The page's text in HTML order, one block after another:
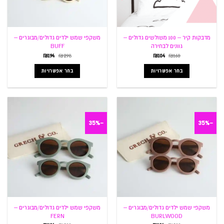
מדבקות קיר – 100 משולשים גדולים –
גוונים לבחירה
₪160
המחיר
היה:
₪160.
₪104
המחיר
הוא:
₪104.
בחר אפשרויות
ניתן
לבחור
את
האפשרויות
משקפי שמש ילדים גדולים/מבוגרים –
BUFF
₪298
המחיר
היה:
₪298.
₪194
המחיר
הוא:
₪194.
בחר אפשרויות
ניתן
לבחור
את
האפשרויות
בעמוד
-35%
משקפי שמש ילדים גדולים/מבוגרים –
BURLWOOD
-35%
משקפי שמש ילדים גדולים/מבוגרים –
FERN